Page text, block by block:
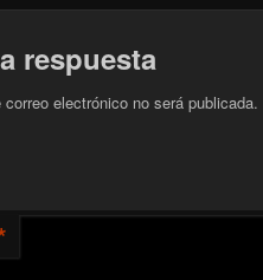
respuesta
electrónico no será publicada.